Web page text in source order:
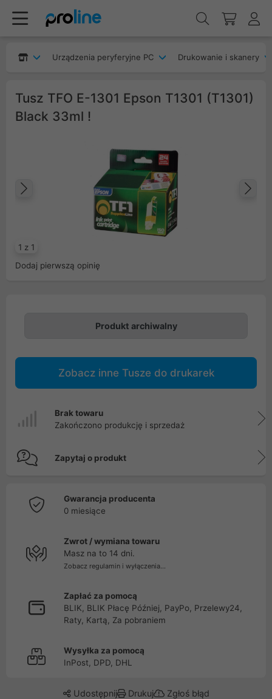
Urządzenia peryferyjne PC Drukowanie i skanery
Tusz TFO E-1301 Epson T1301 (T1301)
Black 33ml !
1 z 1
Poprzedni
Dodaj pierwszą opinię
Produkt archiwalny
Zobacz inne Tusze do drukarek
Brak towaru
Zakończono produkcję i sprzedaż
Zapytaj o produkt
Gwarancja producenta
0 miesiące
Zwrot / wymiana towaru
Masz na to 14 dni.
Zobacz regulamin i wyłączenia...
Zapłać za pomocą
BLIK, BLIK Płacę Później, PayPo, Przelewy24,
Raty, Kartą, Za pobraniem
Wysyłka za pomocą
InPost, DPD, DHL
Udostępnij Drukuj Zgłoś błąd